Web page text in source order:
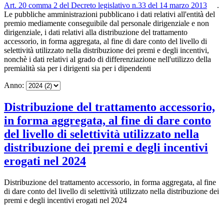
Art. 20 comma 2 del Decreto legislativo n.33 del 14 marzo 2013
.
Le pubbliche amministrazioni pubblicano i dati relativi all'entità del
premio mediamente conseguibile dal personale dirigenziale e non
dirigenziale, i dati relativi alla distribuzione del trattamento
accessorio, in forma aggregata, al fine di dare conto del livello di
selettività utilizzato nella distribuzione dei premi e degli incentivi,
nonchè i dati relativi al grado di differenziazione nell'utilizzo della
premialità sia per i dirigenti sia per i dipendenti
Anno:
Distribuzione del trattamento accessorio,
in forma aggregata, al fine di dare conto
del livello di selettività utilizzato nella
distribuzione dei premi e degli incentivi
erogati nel 2024
Distribuzione del trattamento accessorio, in forma aggregata, al fine
di dare conto del livello di selettività utilizzato nella distribuzione dei
premi e degli incentivi erogati nel 2024